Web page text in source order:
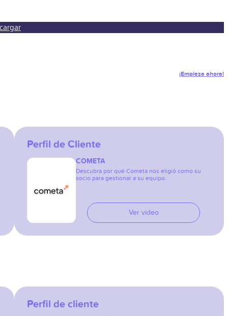
¡Empieza ahora!
Perfil de Cliente
COMETA
Descubra por qué Cometa nos eligió como su
socio para gestionar a su equipo.
Ver video
Perfil de cliente